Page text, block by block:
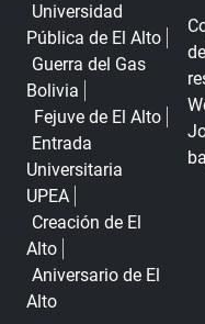
Universidad
Pública de El Alto
Guerra del Gas
Bolivia
Fejuve de El Alto
Entrada
Universitaria
UPEA
Creación de El
Alto
Aniversario de El
Alto